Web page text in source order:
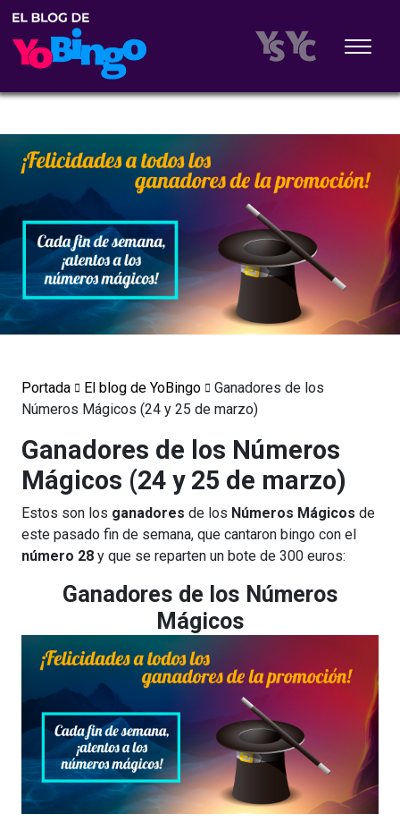
Portada El blog de YoBingo
Ganadores de los
Números Mágicos (24 y 25 de marzo)
Ganadores de los Números
Mágicos (24 y 25 de marzo)
Estos son los ganadores de los Números Mágicos de
este pasado fin de semana, que cantaron bingo con el
número 28 y que se reparten un bote de 300 euros:
Ganadores de los Números
Mágicos